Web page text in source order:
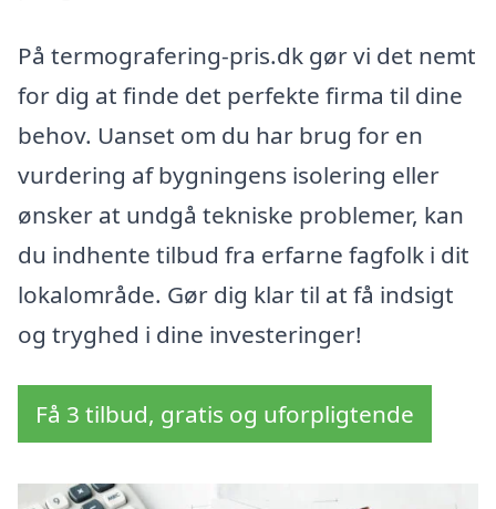
På termografering-pris.dk gør vi det nemt
for dig at finde det perfekte firma til dine
behov. Uanset om du har brug for en
vurdering af bygningens isolering eller
ønsker at undgå tekniske problemer, kan
du indhente tilbud fra erfarne fagfolk i dit
lokalområde. Gør dig klar til at få indsigt
og tryghed i dine investeringer!
Få 3 tilbud, gratis og uforpligtende